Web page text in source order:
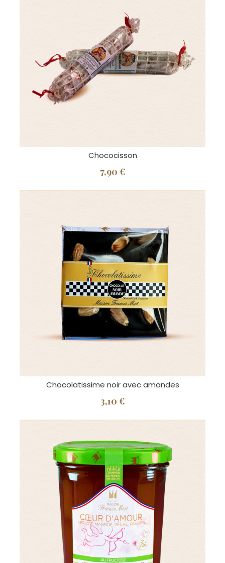
Chococisson
7,90 €
Chocolatissime noir avec amandes
3,10 €